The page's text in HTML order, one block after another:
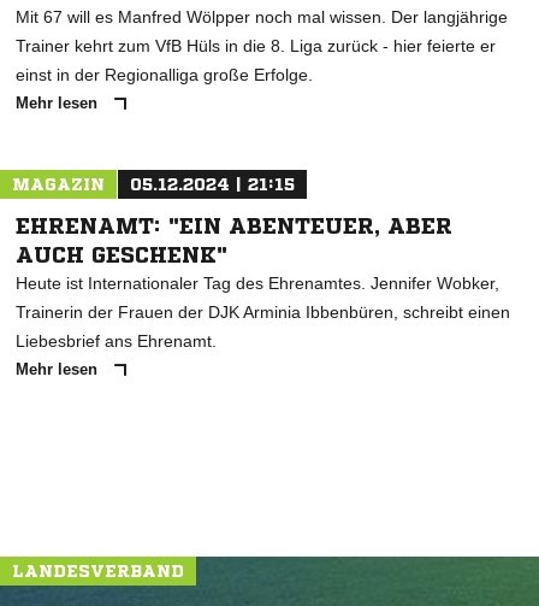
Mit 67 will es Manfred Wölpper noch mal wissen. Der langjährige
Trainer kehrt zum VfB Hüls in die 8. Liga zurück - hier feierte er
einst in der Regionalliga große Erfolge.
Mehr lesen
MAGAZIN 05.12.2024 | 21:15
EHRENAMT: "EIN ABENTEUER, ABER
AUCH GESCHENK"
Heute ist Internationaler Tag des Ehrenamtes. Jennifer Wobker,
Trainerin der Frauen der DJK Arminia Ibbenbüren, schreibt einen
Liebesbrief ans Ehrenamt.
Mehr lesen
LANDESVERBAND